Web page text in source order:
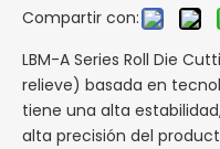
Compartir con:
LBM-A Series Roll Die
relieve) basada en
tiene una alta
alta precisión del